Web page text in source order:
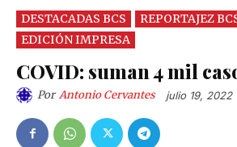
DESTACADAS BCS
REPORTAJEZ
EDICIÓN IMPRESA
COVID: suman 4 mil
Por Antonio Cervantes julio 19, 2022